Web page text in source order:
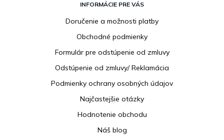
INFORMÁCIE PRE VÁS
Doručenie a možnosti platby
Obchodné podmienky
Formulár pre odstúpenie od zmluvy
Odstúpenie od zmluvy/ Reklamácia
Podmienky ochrany osobných údajov
Najčastejšie otázky
Hodnotenie obchodu
Náš blog